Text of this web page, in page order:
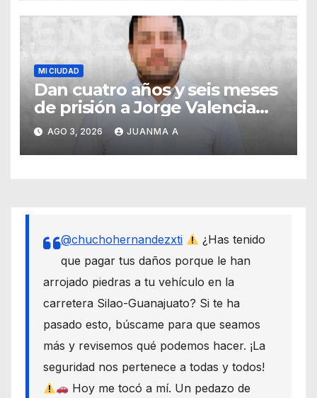
MI CIUDAD
Dan cuatro años y seis meses
de prisión a Jorge Valencia
Gallo por el delito de cohecho
AGO 3, 2026 JUANMA A
@chuchohernandezxti
¿Has tenido
que pagar tus daños porque le han
arrojado piedras a tu vehículo en la
carretera Silao-Guanajuato? Si te ha
pasado esto, búscame para que seamos
más y revisemos qué podemos hacer. ¡La
seguridad nos pertenece a todas y todos!
Hoy me tocó a mí. Un pedazo de